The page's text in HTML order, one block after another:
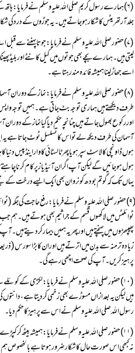
جلد آرتھریٹس کا شکار ہو جاتے ہیں ۔یہ جوڑوں کے درد
اسے جھاڑ لینا ہمیشہ فائدہ مند رہتا ہے۔
یہاں تک کہ گوتم بودھ کو نروان بھی ایک ایسے درخت کے نیچے
پرہیز کریں۔ آپ کی صحت اچھی رہے گی۔
رسول اللہ صلی اللہ علیہ وسلم نے اس سے پرہیز کا حکم دیا۔